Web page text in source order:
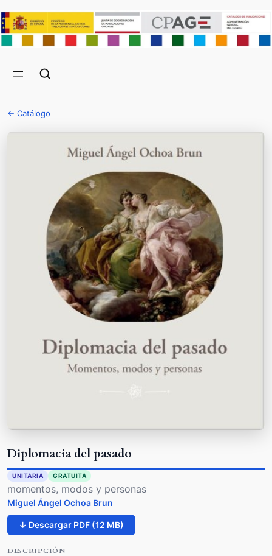
← Catálogo
Diplomacia del pasado
UNITARIA GRATUITA
momentos, modos y personas
Miguel Ángel Ochoa Brun
↓ Descargar PDF (12 MB)
DESCRIPCIÓN